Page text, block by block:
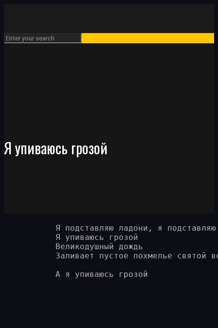
Я упиваюсь грозой
Я подставляю ладони, я
Я упиваюсь грозой
Великодушный дождь
Заливает пустое похмелье святой